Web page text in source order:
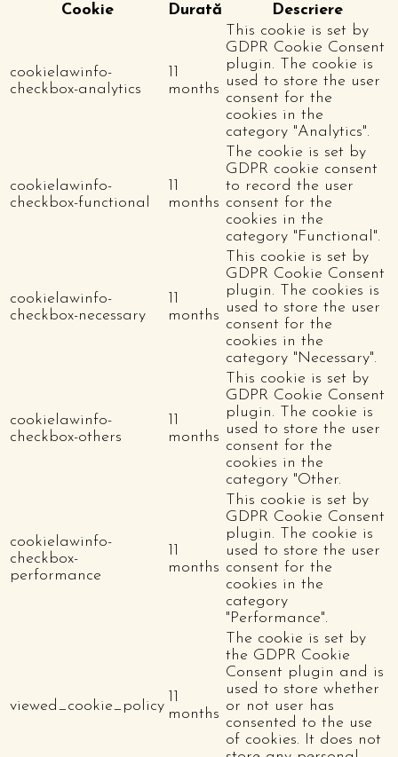
Cookie
Durată Descriere
cookielawinfo-
checkbox-analytics
11
months
This cookie is set by
GDPR Cookie Consent
plugin. The cookie is
used to store the user
consent for the
cookies in the
category "Analytics".
cookielawinfo-
checkbox-functional
11
months
The cookie is set by
GDPR cookie consent
to record the user
consent for the
cookies in the
category "Functional".
cookielawinfo-
checkbox-necessary
11
months
This cookie is set by
GDPR Cookie Consent
plugin. The cookies is
used to store the user
consent for the
cookies in the
category "Necessary".
cookielawinfo-
checkbox-others
11
months
This cookie is set by
GDPR Cookie Consent
plugin. The cookie is
used to store the user
consent for the
cookies in the
category "Other.
cookielawinfo-
checkbox-
performance
11
months
This cookie is set by
GDPR Cookie Consent
plugin. The cookie is
used to store the user
consent for the
cookies in the
category
"Performance".
viewed_cookie_policy
11
months
The cookie is set by
the GDPR Cookie
Consent plugin and is
used to store whether
or not user has
consented to the use
of cookies. It does not